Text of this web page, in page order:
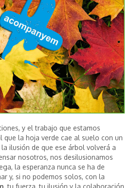
y el trabajo que estamos
que la hoja verde cae al suelo con un
ilusión de que ese árbol volverá a
nosotros, nos desilusionamos
la esperanza nunca se ha de
y, si no podemos solos, con la
, tu fuerza, tu ilusión y la colaboración